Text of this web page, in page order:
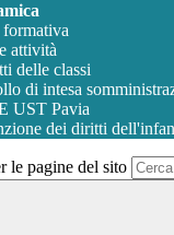
attività
delle classi
di intesa
UST Pavia
dei diritti
le pagine del sito